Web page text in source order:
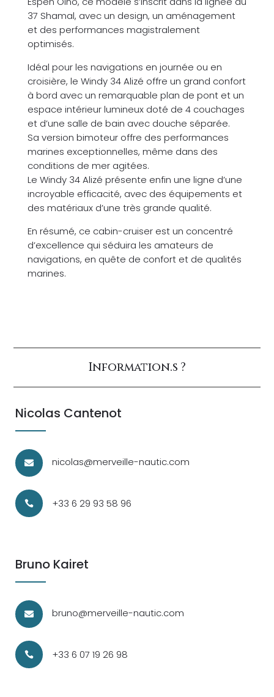
37 Shamal, avec un design, un aménagement
et des performances magistralement
optimisés.
Idéal pour les navigations en journée ou en
croisière, le Windy 34 Alizé offre un grand confort
à bord avec un remarquable plan de pont et un
espace intérieur lumineux doté de 4 couchages
et d’une salle de bain avec douche séparée.
Sa version bimoteur offre des performances
marines exceptionnelles, même dans des
conditions de mer agitées.
Le Windy 34 Alizé présente enfin une ligne d’une
incroyable efficacité, avec des équipements et
des matériaux d’une très grande qualité.
En résumé, ce cabin-cruiser est un concentré
d’excellence qui séduira les amateurs de
navigations, en quête de confort et de qualités
marines.
Information.s ?
Nicolas Cantenot
 nicolas@merveille-nautic.com
 +33 6 29 93 58 96
Bruno Kairet
 bruno@merveille-nautic.com
 +33 6 07 19 26 98